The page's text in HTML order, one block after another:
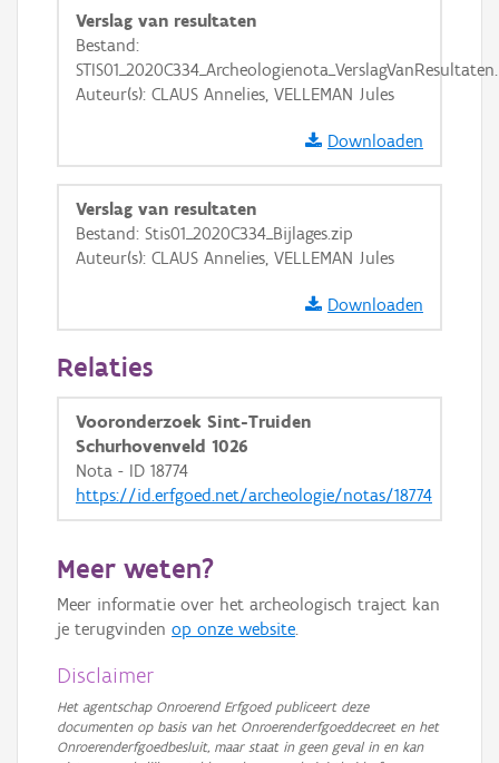
Basis Lagen
OSM-Basiskaart
GRB-Basiskaart
GRB-Basiskaart in grijswaarden
Verslag van resultaten
Bestand:
Auteur(s): CLAUS Annelies, VELLEMAN Jules
Downloaden
Verslag van resultaten
Bestand: Stis01_2020C334_Bijlages.zip
Auteur(s): CLAUS Annelies, VELLEMAN Jules
Downloaden
Relaties
Vooronderzoek Sint-Truiden
Schurhovenveld 1026
Nota - ID 18774
https://id.erfgoed.net/archeologie/notas/18774
Meer weten?
Meer informatie over het archeologisch traject kan
je terugvinden op onze website.
Disclaimer
Het agentschap Onroerend Erfgoed publiceert deze
documenten op basis van het Onroerenderfgoeddecreet en het
Onroerenderfgoedbesluit, maar staat in geen geval in en kan